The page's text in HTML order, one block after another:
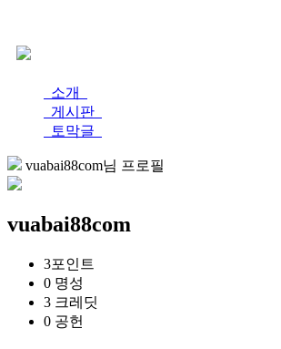
소개
게시판
토막글
vuabai88com님 프로필
vuabai88com
3포인트
0 명성
3 크레딧
0 공헌